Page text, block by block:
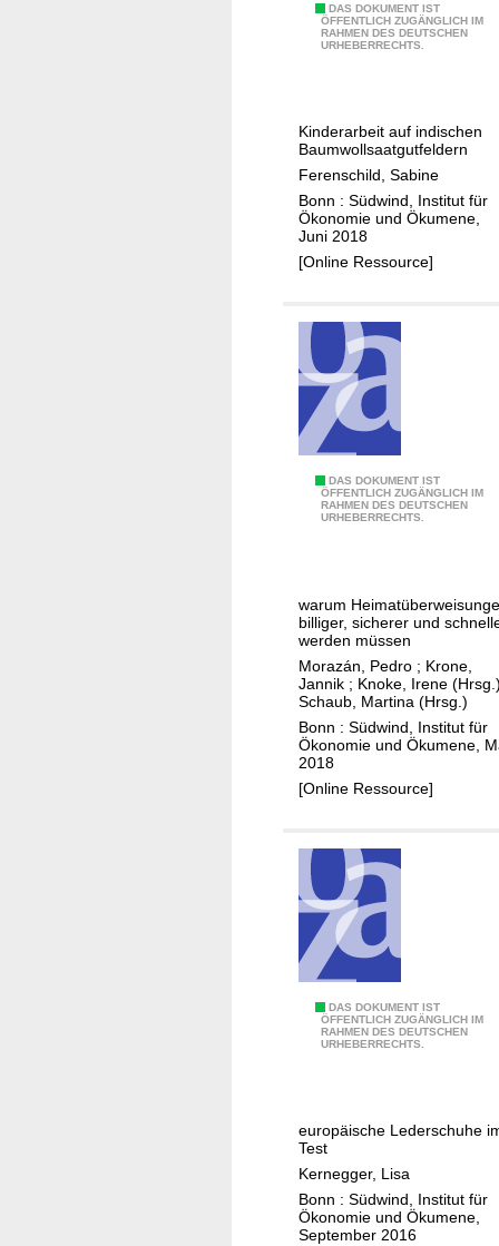
i
t
a
l
i
s
e
u
n
g
m
a
t
ü
b
e
r
w
e
s
n
e
n
u
t
s
c
h
DAS DOKUMENT IST
ÖFFENTLICH ZUGÄNGLICH IM
RAHMEN DES DEUTSCHEN
URHEBERRECHTS.
k
e
F
i
n
g
r
Kinderarbeit auf indischen
Baumwollsaatgutfeldern
Ferenschild, Sabine
Bonn : Südwind, Institut für
Ökonomie und Ökumene,
Juni 2018
[Online Ressource]
DAS DOKUMENT IST
ÖFFENTLICH ZUGÄNGLICH IM
RAHMEN DES DEUTSCHEN
URHEBERRECHTS.
G
n
B
e
w
e
g
u
n
warum
billiger, sicherer und
werden müssen
Morazán, Pedro ; Krone,
Jannik ; Knoke, Irene
Schaub, Martina (Hrsg.)
Bonn : Südwind, Institut für
Ökonomie und Ökumene,
2018
[Online Ressource]
DAS DOKUMENT IST
ÖFFENTLICH ZUGÄNGLICH IM
RAHMEN DES DEUTSCHEN
URHEBERRECHTS.
G
m
S
c
h
europäische Lederschuhe
Test
Kernegger, Lisa
Bonn : Südwind, Institut für
Ökonomie und Ökumene,
September 2016